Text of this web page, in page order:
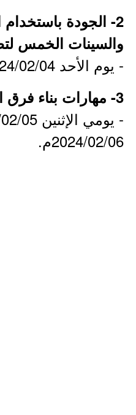
2- الجودة
والسينات الخمس
- يوم الأحد 2024/02/04م.
3- مهارات بناء فرق العمل:
2024/02/06م.